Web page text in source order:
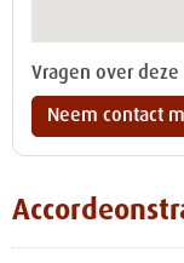
Vragen over deze
Neem contact